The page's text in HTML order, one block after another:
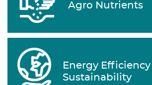
Agro Nutrients
Energy Efficiency
Sustainability